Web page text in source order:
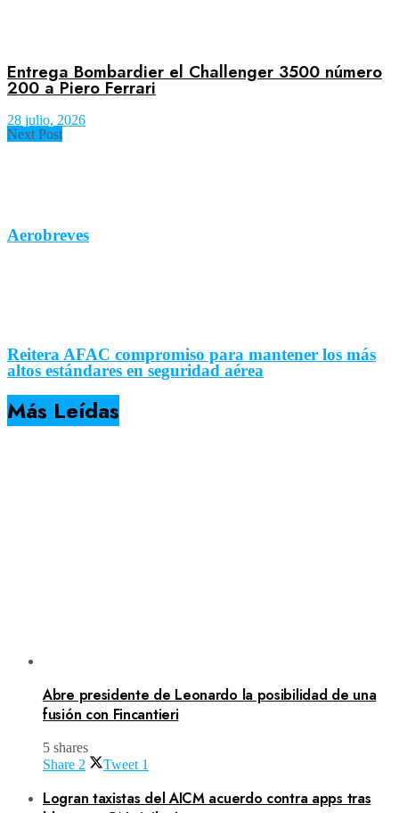
Entrega Bombardier el Challenger 3500 número
200 a Piero Ferrari
28 julio, 2026
Next Post
Aerobreves
Reitera AFAC compromiso para mantener los más
altos estándares en seguridad aérea
Más Leídas
Abre presidente de Leonardo la posibilidad de una
fusión con Fincantieri
5 shares
Share 2 Tweet 1
Logran taxistas del AICM acuerdo contra apps tras